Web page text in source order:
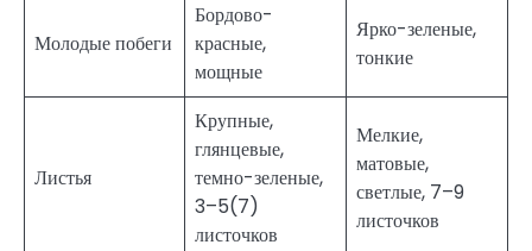
Молодые побеги
Бордово-
красные,
мощные
Ярко-зеленые,
тонкие
Листья
Крупные,
глянцевые,
темно-зеленые,
3–5(7)
листочков
Мелкие,
матовые,
светлые, 7–9
листочков